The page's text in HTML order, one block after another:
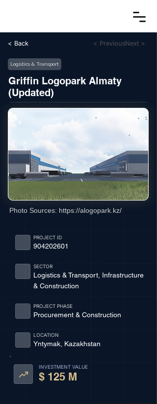
< Back < PreviousNext >
Logistics & Transport
Griffin Logopark Almaty
(Updated)
Photo Sources: https://alogopark.kz/
904202601
PROJECT ID
Logistics & Transport, Infrastructure
& Construction
SECTOR
Procurement & Construction
PROJECT PHASE
Yntymak, Kazakhstan
LOCATION
INVESTMENT VALUE
$ 125 M